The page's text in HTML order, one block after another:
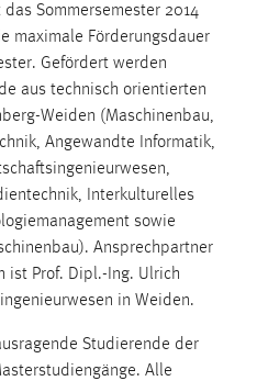
Sommersemester 2014
maximale Förderungsdauer
Gefördert werden
aus technisch orientierten
Weiden (Maschinenbau,
Angewandte Informatik,
Interkulturelles
sowie
Ansprechpartner
ist Prof. Dipl.-Ing. Ulrich
in Weiden.
Studierende der
Alle
ausgewählten Einverständnis-